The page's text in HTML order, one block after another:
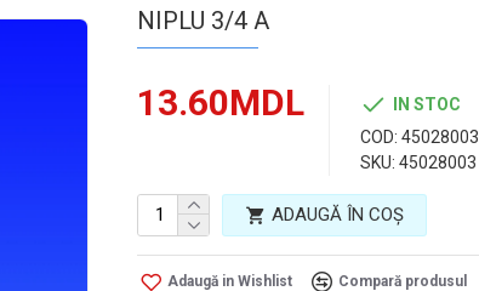
NIPLU 3/4 A
13.60MDL
IN STOC
COD: 45028003
SKU: 45028003
ADAUGĂ ÎN COŞ
Adaugă in Wishlist Compară produsul